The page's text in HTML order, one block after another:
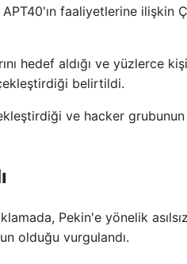
faaliyetlerine ilişkin
hedef aldığı ve yüzlerce
belirtildi.
ve hacker
Pekin'e yönelik
olduğu vurgulandı.